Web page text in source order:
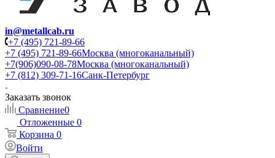
in@metallcab.ru
+7 (495) 721-89-66
+7 (495) 721-89-66Москва (многоканальный)
+7(906)090-08-78Москва (многоканальный)
+7 (812) 309-71-16Санк-Петербург
Заказать звонок
Сравнение0
Отложенные 0
Корзина 0
Войти